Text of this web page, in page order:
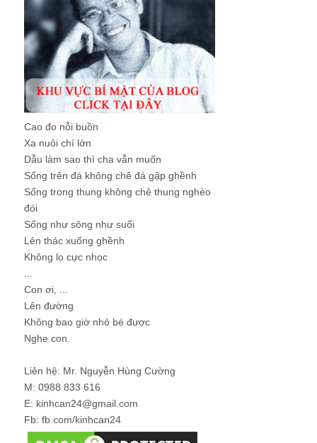
Cao đo nỗi buồn
Xa nuôi chí lớn
Dẫu làm sao thì cha vẫn muốn
Sống trên đá không chê đá gập ghềnh
Sống trong thung không chê thung nghèo
đói
Sống như sông như suối
Lên thác xuống ghềnh
Không lo cực nhọc
...
Con ơi, ...
Lên đường
Không bao giờ nhỏ bé được
Nghe con.
Liên hệ: Mr. Nguyễn Hùng Cường
M: 0988 833 616
E: kinhcan24@gmail.com
Fb: fb.com/kinhcan24